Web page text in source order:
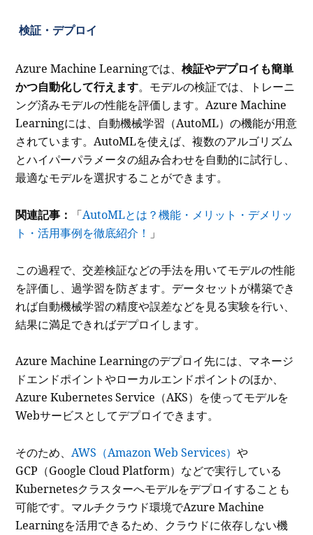
検証・デプロイ
Azure Machine Learningでは、検証やデプロイも簡単
かつ自動化して行えます。モデルの検証では、トレーニ
ング済みモデルの性能を評価します。Azure Machine
Learningには、自動機械学習（AutoML）の機能が用意
されています。AutoMLを使えば、複数のアルゴリズム
とハイパーパラメータの組み合わせを自動的に試行し、
最適なモデルを選択することができます。
関連記事： 「AutoMLとは？機能・メリット・デメリッ
ト・活用事例を徹底紹介！ 」
この過程で、交差検証などの手法を用いてモデルの性能
を評価し、過学習を防ぎます。データセットが構築でき
れば自動機械学習の精度や誤差などを見る実験を行い、
結果に満足できればデプロイします。
Azure Machine Learningのデプロイ先には、マネージ
ドエンドポイントやローカルエンドポイントのほか、
Azure Kubernetes Service（AKS）を使ってモデルを
Webサービスとしてデプロイできます。
そのため、AWS（Amazon Web Services）や
GCP（Google Cloud Platform）などで実行している
Kubernetesクラスターへモデルをデプロイすることも
可能です。マルチクラウド環境でAzure Machine
Learningを活用できるため、クラウドに依存しない機